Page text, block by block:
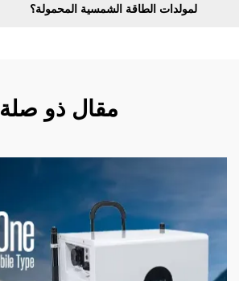
لمولدات الطاقة الشمسية المحمولة؟
مقال ذو صلة